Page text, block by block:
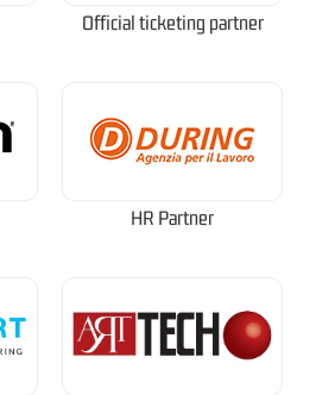
Official ticketing partner
HR Partner